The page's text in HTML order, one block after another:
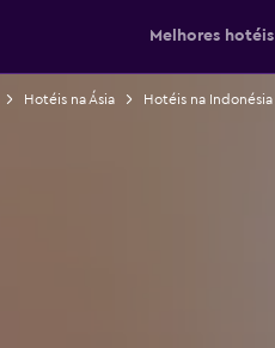
Melhores hotéis
Hotéis na Ásia Hotéis na Indonésia